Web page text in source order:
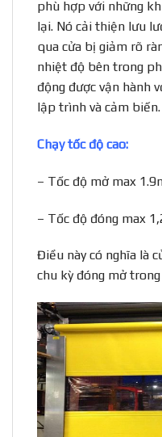
phù hợp với những
lại. Nó cải thiện lưu
qua cửa bị giảm rõ
nhiệt độ bên trong
động được vận hành
lập trình và cảm biến.
Chạy tốc độ cao:
– Tốc độ mở max
– Tốc độ đóng max
Điều này có nghĩa là
chu kỳ đóng mở trong